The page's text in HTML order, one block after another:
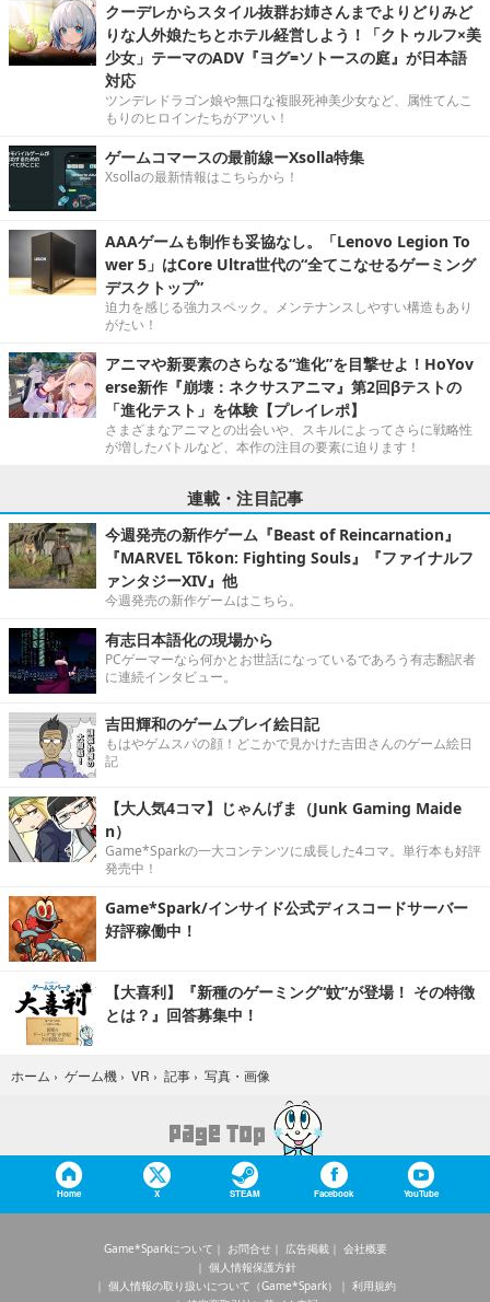
クーデレからスタイル抜群お姉さんまでよりどりみど
りな人外娘たちとホテル経営しよう！「クトゥルフ×美
少女」テーマのADV『ヨグ=ソトースの庭』が日本語
対応
ツンデレドラゴン娘や無口な複眼死神美少女など、属性てんこ
もりのヒロインたちがアツい！
ゲームコマースの最前線ーXsolla特集
Xsollaの最新情報はこちらから！
AAAゲームも制作も妥協なし。「Lenovo Legion To
wer 5」はCore Ultra世代の“全てこなせるゲーミング
デスクトップ”
迫力を感じる強力スペック。メンテナンスしやすい構造もあり
がたい！
アニマや新要素のさらなる“進化”を目撃せよ！HoYov
erse新作『崩壊：ネクサスアニマ』第2回βテストの
「進化テスト」を体験【プレイレポ】
さまざまなアニマとの出会いや、スキルによってさらに戦略性
が増したバトルなど、本作の注目の要素に迫ります！
連載・注目記事
今週発売の新作ゲーム『Beast of Reincarnation』
『MARVEL Tōkon: Fighting Souls』『ファイナルフ
ァンタジーXIV』他
今週発売の新作ゲームはこちら。
有志日本語化の現場から
PCゲーマーなら何かとお世話になっているであろう有志翻訳者
に連続インタビュー。
吉田輝和のゲームプレイ絵日記
もはやゲムスパの顔！どこかで見かけた吉田さんのゲーム絵日
記
【大人気4コマ】じゃんげま（Junk Gaming Maide
n）
Game*Sparkの一大コンテンツに成長した4コマ。単行本も好評
発売中！
Game*Spark/インサイド公式ディスコードサーバー
好評稼働中！
【大喜利】『新種のゲーミング“蚊”が登場！ その特徴
とは？』回答募集中！
ホーム › ゲーム機 › VR › 記事 › 写真・画像
Home X STEAM Facebook YouTube
Game*Sparkについて お問合せ 広告掲載
会社概要
個人情報保護方針
個人情報の取り扱いについて（Game*Spark）
利用規約